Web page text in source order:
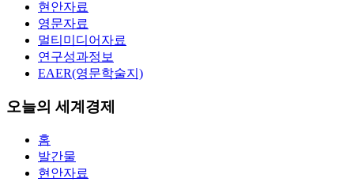
현안자료
영문자료
멀티미디어자료
연구성과정보
EAER(영문학술지)
오늘의 세계경제
홈
발간물
현안자료